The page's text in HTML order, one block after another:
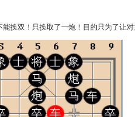
换双！只换取了一炮！目的只为了让对